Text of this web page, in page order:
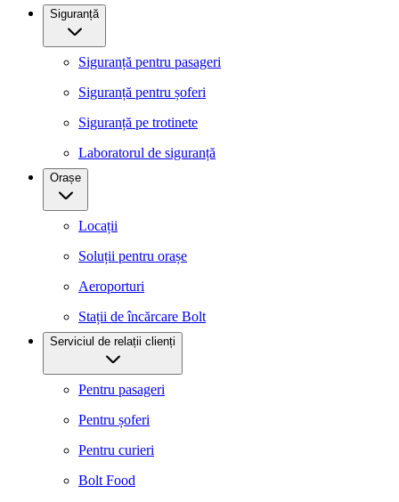
Siguranță
Siguranță pentru pasageri
Siguranță pentru șoferi
Siguranță pe trotinete
Laboratorul de siguranță
Orașe
Locații
Soluții pentru orașe
Aeroporturi
Stații de încărcare Bolt
Serviciul de relații clienți
Pentru pasageri
Pentru șoferi
Pentru curieri
Bolt Food